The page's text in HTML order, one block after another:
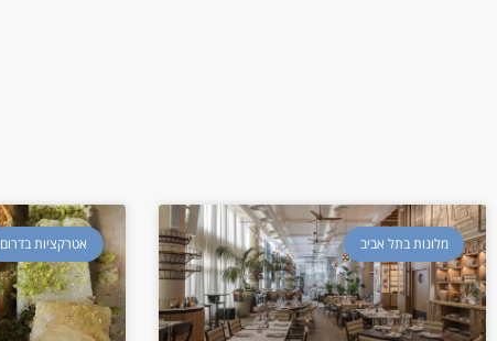
מלונות בתל אביב אטרקציות בדרום